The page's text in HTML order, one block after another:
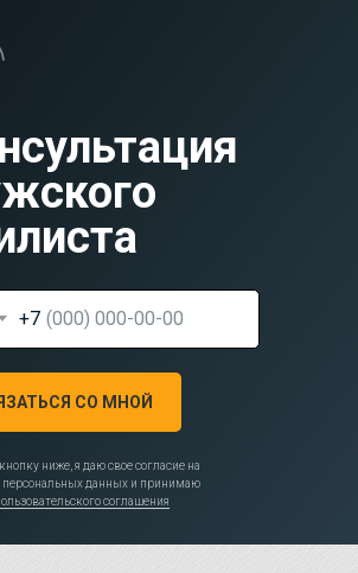
+7
СО МНОЙ
ниже, я даю свое согласие на
персональных данных и принимаю
соглашения